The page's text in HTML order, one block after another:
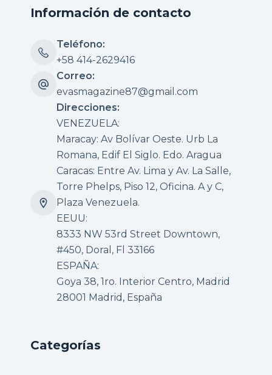
Información de contacto
Teléfono:
+58 414-2629416
Correo:
evasmagazine87@gmail.com
Direcciones:
VENEZUELA:
Maracay: Av Bolívar Oeste. Urb La
Romana, Edif El Siglo. Edo. Aragua
Caracas: Entre Av. Lima y Av. La Salle,
Torre Phelps, Piso 12, Oficina. A y C,
Plaza Venezuela.
EEUU:
8333 NW 53rd Street Downtown,
#450, Doral, Fl 33166
ESPAÑA:
Goya 38, 1ro. Interior Centro, Madrid
28001 Madrid, España
Categorías